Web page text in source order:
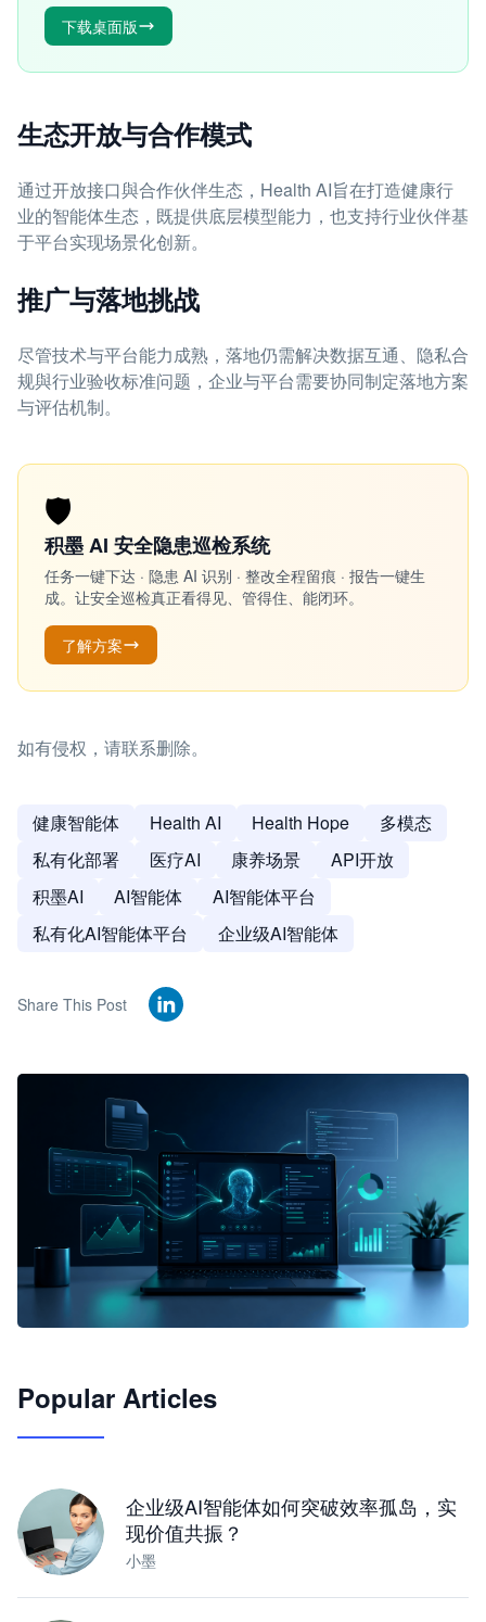
下载桌面版
生态开放与合作模式
通过开放接口與合作伙伴生态，Health AI旨在打造健康行
业的智能体生态，既提供底层模型能力，也支持行业伙伴基
于平台实现场景化创新。
推广与落地挑战
尽管技术与平台能力成熟，落地仍需解决数据互通、隐私合
规與行业验收标准问题，企业与平台需要协同制定落地方案
与评估机制。
🛡️
积墨 AI 安全隐患巡检系统
任务一键下达 · 隐患 AI 识别 · 整改全程留痕 · 报告一键生
成。让安全巡检真正看得见、管得住、能闭环。
了解方案
如有侵权，请联系删除。
健康智能体 Health AI Health Hope
多模态
私有化部署
医疗AI 康养场景
API开放
积墨AI
AI智能体
AI智能体平台
私有化AI智能体平台
企业级AI智能体
Share This Post
JimoClaw 桌面 AI Agent 工作台
Popular Articles
企业级AI智能体如何突破效率孤岛，实
现价值共振？
小墨